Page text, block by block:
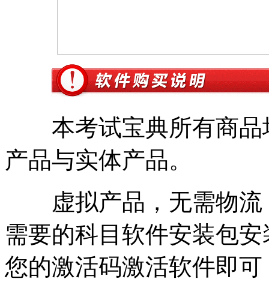
本考试宝典所有商品
产品与实体产品。
虚拟产品，无需物
需要的科目软件安装包
您的激活码激活软件即